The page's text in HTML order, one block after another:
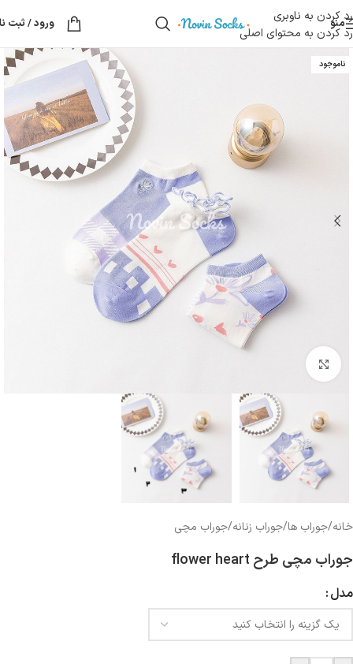
رد کردن به ناوبری
رد کردن به محتوای اصلی
منو ورود / ثبت
ناموجود
بزرگنمایی تصویر
خانه/جوراب ها/جوراب زنانه/جوراب مچی
جوراب مچی طرح flower heart
مدل